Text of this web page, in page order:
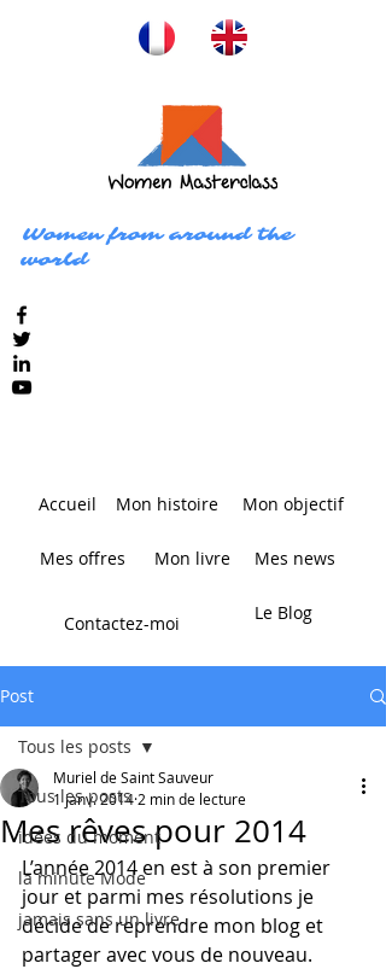
Women from around the
world
Accueil Mon histoire Mon objectif
Mes offres Mon livre Mes news
Contactez-moi Le Blog
Post
Tous les posts
idées du moment
la minute Mode
jamais sans un livre
Tous les posts
Mes rêves pour 2014
Muriel de Saint Sauveur
1 janv. 2014 2 min de lecture
L’année 2014 en est à son premier
jour et parmi mes résolutions je
décide de reprendre mon blog et
partager avec vous de nouveau.